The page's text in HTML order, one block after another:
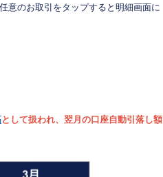
意のお取引をタップすると明細画面に
として扱われ、翌月の口座自動引落し額